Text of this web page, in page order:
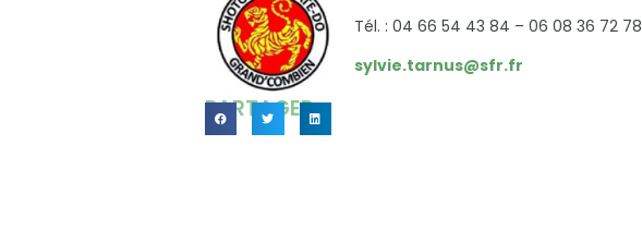
Tél. : 04 66 54 43 84 – 06 08 36 72 78
sylvie.tarnus@sfr.fr
PARTAGER...